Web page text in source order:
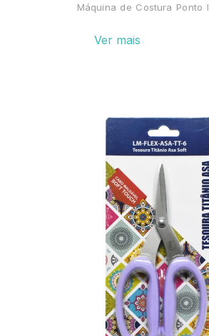
Máquina de Costura Ponto
Ver mais